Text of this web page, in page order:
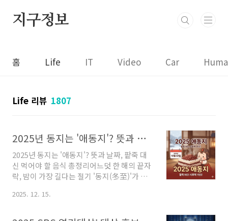
지구정보
홈 Life IT Video Car
Life 리뷰 1807
2025년 동지는 '애동지'? 뜻과 날짜, 팥죽 대신 먹어야 할 음식 총정리
2025년 동지는 '애동지'? 뜻과 날짜, 팥죽 대
신 먹어야 할 음식 총정리어느덧 한 해의 끝자
락, 밤이 가장 길다는 절기 '동지(冬至)'가 다
설'이라 불리며, 이날 팥죽을 먹어야 진짜 나
민족에게 중요한 날이었습니다.하지만 2025
2025. 12. 15.